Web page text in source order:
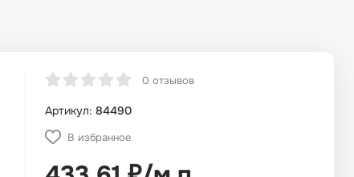
0 отзывов
Артикул: 84490
В избранное